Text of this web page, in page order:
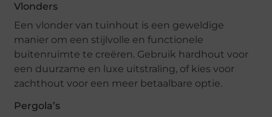
Vlonders
Een vlonder van tuinhout is een geweldige
manier om een stijlvolle en functionele
buitenruimte te creëren. Gebruik hardhout voor
een duurzame en luxe uitstraling, of kies voor
zachthout voor een meer betaalbare optie.
Pergola’s